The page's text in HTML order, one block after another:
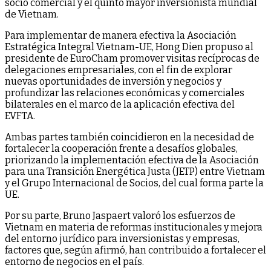
socio comercial y el quinto mayor inversionista mundial
de Vietnam.
Para implementar de manera efectiva la Asociación
Estratégica Integral Vietnam-UE, Hong Dien propuso al
presidente de EuroCham promover visitas recíprocas de
delegaciones empresariales, con el fin de explorar
nuevas oportunidades de inversión y negocios y
profundizar las relaciones económicas y comerciales
bilaterales en el marco de la aplicación efectiva del
EVFTA.
Ambas partes también coincidieron en la necesidad de
fortalecer la cooperación frente a desafíos globales,
priorizando la implementación efectiva de la Asociación
para una Transición Energética Justa (JETP) entre Vietnam
y el Grupo Internacional de Socios, del cual forma parte la
UE.
Por su parte, Bruno Jaspaert valoró los esfuerzos de
Vietnam en materia de reformas institucionales y mejora
del entorno jurídico para inversionistas y empresas,
factores que, según afirmó, han contribuido a fortalecer el
entorno de negocios en el país.